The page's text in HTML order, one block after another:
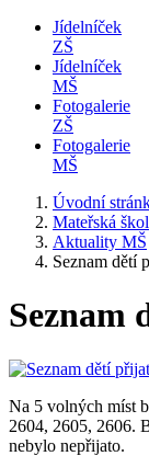
Jídelníček
ZŠ
Jídelníček
MŠ
Fotogalerie
ZŠ
Fotogalerie
MŠ
Úvodní
Mateřská
Aktuality MŠ
Seznam dětí
Seznam
Na 5 volných míst
2604, 2605, 2606.
nebylo nepřijato.